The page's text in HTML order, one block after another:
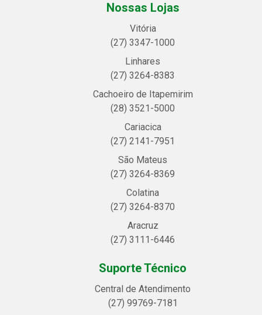
Nossas Lojas
Vitória
(27) 3347-1000
Linhares
(27) 3264-8383
Cachoeiro de Itapemirim
(28) 3521-5000
Cariacica
(27) 2141-7951
São Mateus
(27) 3264-8369
Colatina
(27) 3264-8370
Aracruz
(27) 3111-6446
Suporte Técnico
Central de Atendimento
(27) 99769-7181